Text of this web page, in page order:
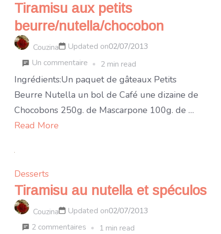
Tiramisu aux petits
beurre/nutella/chocobon
Couzina Updated on02/07/2013
Un commentaire sur
Tiramisu
aux
petits
2 min read
Ingrédients:Un paquet de gâteaux Petits
Beurre Nutella un bol de Café une dizaine de
Chocobons 250g. de Mascarpone 100g. de …
Read More
Desserts
Tiramisu au nutella et spéculos
Couzina Updated on02/07/2013
2 commentaires sur 1 min read